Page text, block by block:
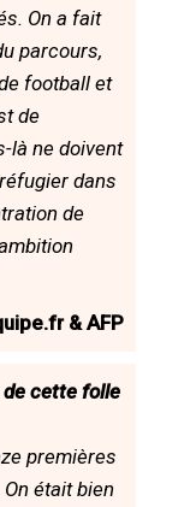
On a fait
parcours,
football et
de
là ne doivent
dans
de
& AFP
de cette folle
premières
était bien